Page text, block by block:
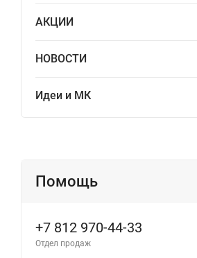
АКЦИИ
НОВОСТИ
Идеи и МК
Помощь
+7 812 970-44-33
Отдел продаж